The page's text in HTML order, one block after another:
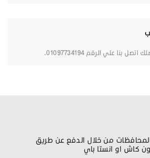
علي الرقم 01097734194.
من خلال الدفع عن طريق
كاش او انستا باي